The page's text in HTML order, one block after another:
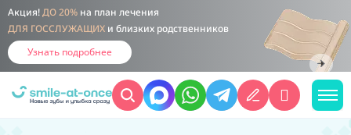
Акция! ДО 20% на план лечения
ДЛЯ ГОССЛУЖАЩИХ и близких родственников
Узнать подробнее